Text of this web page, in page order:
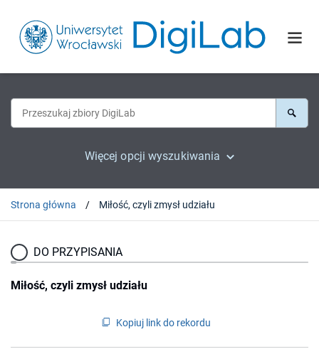
Więcej opcji wyszukiwania
Strona główna Miłość, czyli zmysł udziału
DO PRZYPISANIA
Miłość, czyli zmysł udziału
Kopiuj link do rekordu